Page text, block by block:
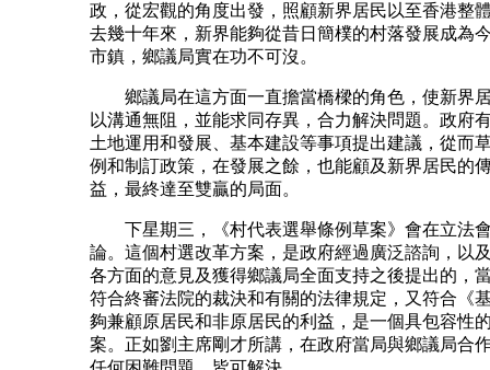
政，從宏觀的角度出發，照顧新界居民以至香港整
去幾十年來，新界能夠從昔日簡樸的村落發展成為
市鎮，鄉議局實在功不可沒。
鄉議局在這方面一直擔當橋樑的角色，使新界
以溝通無阻，並能求同存異，合力解決問題。政府
土地運用和發展、基本建設等事項提出建議，從而
例和制訂政策，在發展之餘，也能顧及新界居民的
益，最終達至雙贏的局面。
下星期三，《村代表選舉條例草案》會在立法
論。這個村選改革方案，是政府經過廣泛諮詢，以
各方面的意見及獲得鄉議局全面支持之後提出的，
符合終審法院的裁決和有關的法律規定，又符合《
夠兼顧原居民和非原居民的利益，是一個具包容性
案。正如劉主席剛才所講，在政府當局與鄉議局合